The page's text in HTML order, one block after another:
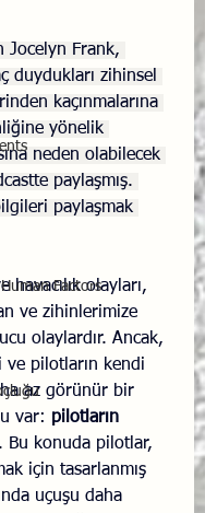
Factors
Jocelyn Frank,
duydukları zihinsel
kaçınmalarına
yönelik
neden olabilecek
paylaşmış.
paylaşmak
havacılık olayları,
ve zihinlerimize
olaylardır. Ancak,
pilotların kendi
az görünür bir
var: pilotların
. Bu konuda pilotlar,
için tasarlanmış
uçuşu daha